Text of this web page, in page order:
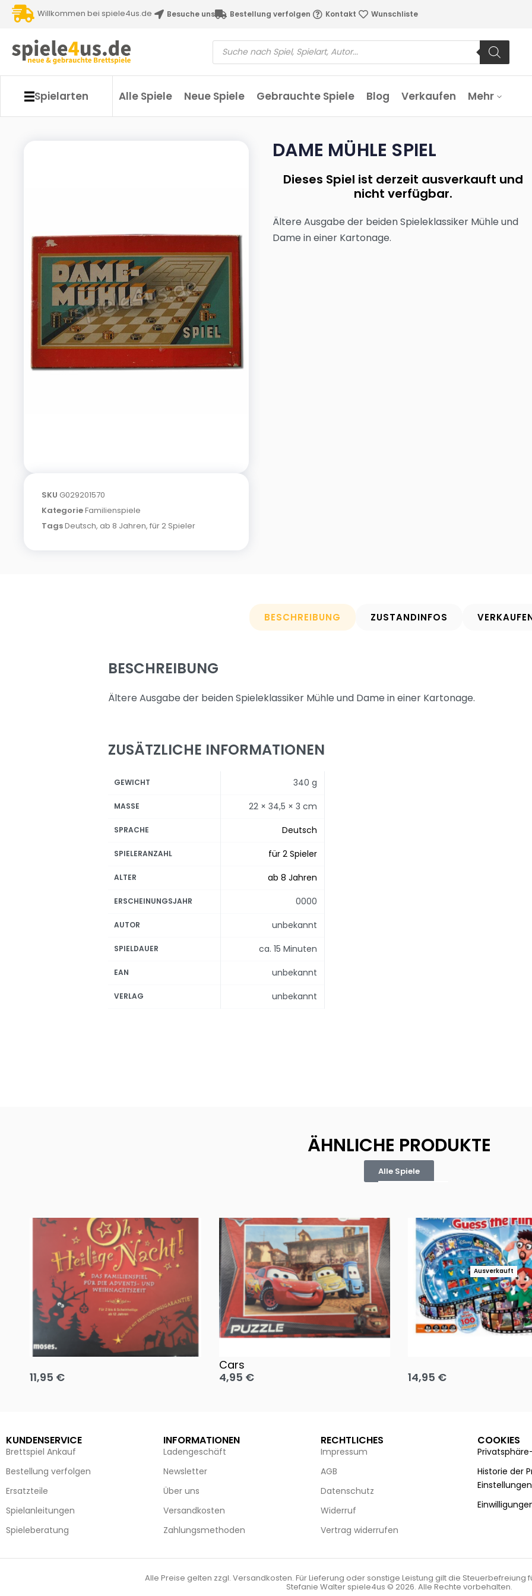
Willkommen bei spiele4us.de Besuche uns Bestellung verfolgen Kontakt Wunschliste
Spielarten Alle Spiele Neue Spiele Gebrauchte Spiele Blog Verkaufen Mehr
SKU G029201570
KategorieFamilienspiele
TagsDeutsch, ab 8 Jahren, für 2 Spieler
DAME MÜHLE SPIEL
Dieses Spiel ist derzeit ausverkauft und
nicht verfügbar.
Ältere Ausgabe der beiden Spieleklassiker Mühle und
Dame in einer Kartonage.
BESCHREIBUNG ZUSTANDINFOS
BESCHREIBUNG
Ältere Ausgabe der beiden Spieleklassiker Mühle und Dame in einer Kartonage.
ZUSÄTZLICHE INFORMATIONEN
GEWICHT 340 g
MASSE 22 × 34,5 × 3 cm
SPRACHE Deutsch
SPIELERANZAHL für 2 Spieler
ALTER ab 8 Jahren
ERSCHEINUNGSJAHR 0000
AUTOR unbekannt
SPIELDAUER ca. 15 Minuten
EAN unbekannt
VERLAG unbekannt
ÄHNLICHE PRODUKTE
Alle Spiele
Oh, heilige Nacht!
11,95 €
Cars
4,95 €
Ausverkauft
14,95 €
KUNDENSERVICE
Brettspiel Ankauf
Bestellung verfolgen
Ersatzteile
Spielanleitungen
Spieleberatung
INFORMATIONEN
Ladengeschäft
Newsletter
Über uns
Versandkosten
Zahlungsmethoden
RECHTLICHES
Impressum
AGB
Datenschutz
Widerruf
Vertrag widerrufen
COOKIES
Historie der
Einstellungen
Alle Preise gelten zzgl. Versandkosten. Für Lieferung oder sonstige Leistung gilt die Steuerbefreiung
Stefanie Walter spiele4us © 2026. Alle Rechte vorbehalten.